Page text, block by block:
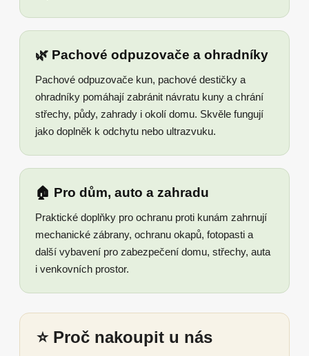
🌿 Pachové odpuzovače a ohradníky
Pachové odpuzovače kun, pachové destičky a
ohradníky pomáhají zabránit návratu kuny a chrání
střechy, půdy, zahrady i okolí domu. Skvěle fungují
jako doplněk k odchytu nebo ultrazvuku.
🏠 Pro dům, auto a zahradu
Praktické doplňky pro ochranu proti kunám zahrnují
mechanické zábrany, ochranu okapů, fotopasti a
další vybavení pro zabezpečení domu, střechy, auta
i venkovních prostor.
⭐ Proč nakoupit u nás